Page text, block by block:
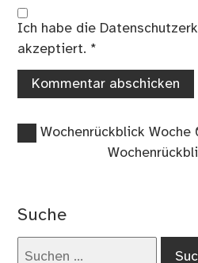
Ich habe die
akzeptiert. *
Beitragsnavigation
Vorheriger
Wochenrückblick Woche
Nächster
Suche